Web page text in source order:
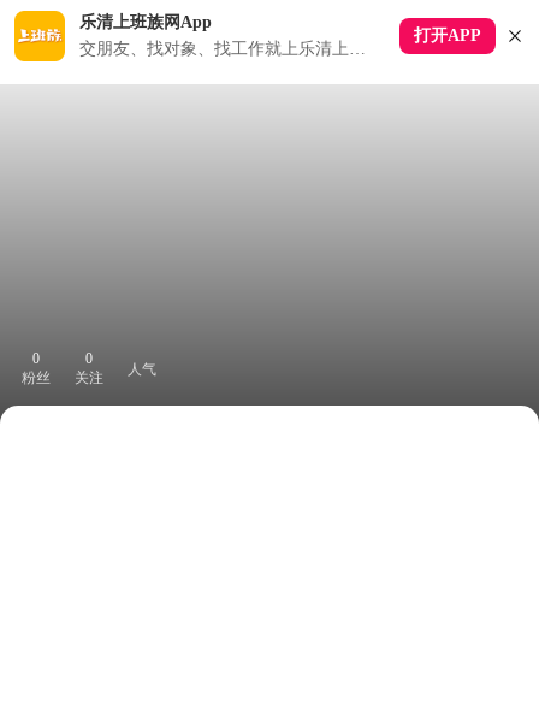
乐清上班族网App
交朋友、找对象、找工作就上乐清上班族APP
打开APP
0
粉丝
0
关注
人气
下拉刷新